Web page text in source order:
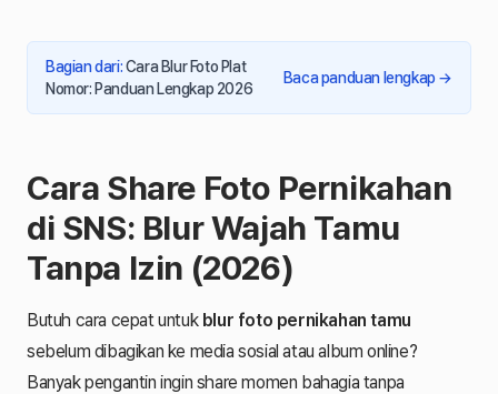
Bagian dari:Cara Blur Foto Plat
Nomor: Panduan Lengkap 2026
Baca panduan lengkap →
Cara Share Foto Pernikahan
di SNS: Blur Wajah Tamu
Tanpa Izin (2026)
Butuh cara cepat untuk blur foto pernikahan tamu
sebelum dibagikan ke media sosial atau album online?
Banyak pengantin ingin share momen bahagia tanpa